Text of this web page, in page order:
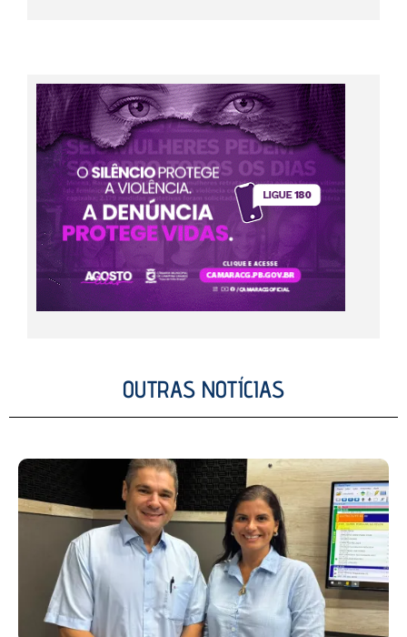
OUTRAS NOTÍCIAS